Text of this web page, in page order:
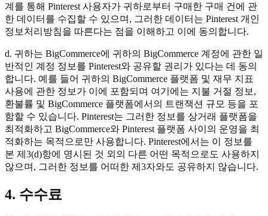
계를 통해 Pinterest 사용자가 귀하로부터 구매한 구매 건에 관
한 데이터를 수집할 수 있으며, 그러한 데이터는 Pinterest 개인
정보처리방침을 따른다는 점을 이해하고 이에 동의합니다.
d. 귀하는 BigCommerce에 귀하의 BigCommerce 계정에 관한 일
반적인 계정 정보를 Pinterest와 공유할 권리가 있다는 데 동의
합니다. 예를 들어 귀하의 BigCommerce 플랫폼 및 재무 지표
사용에 관한 정보가 이에 포함되며 여기에는 지불 거절 정보,
환불률 및 BigCommerce 플랫폼에서의 트랜잭션 규모 등을 포
함할 수 있습니다. Pinterest는 그러한 정보를 상거래 플랫폼을
최적화하고 BigCommerce와 Pinterest 플랫폼 사이의 운영을 최
적화하는 목적으로만 사용합니다. Pinterest에서는 이 정보를
본 제3(d)항에 명시된 것 외의 다른 어떤 목적으로도 사용하지
않으며, 그러한 정보를 어떠한 제3자와도 공유하지 않습니다.
4. 수수료